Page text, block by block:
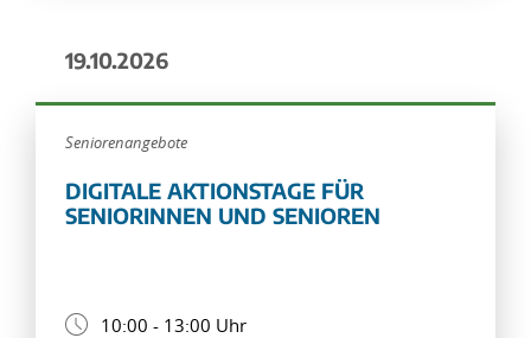
19.10.2026
Seniorenangebote
DIGITALE AKTIONSTAGE FÜR
SENIORINNEN UND SENIOREN
10:00 - 13:00 Uhr